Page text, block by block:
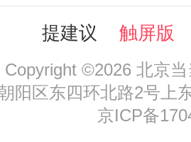
提建议 触屏版
Copyright ©2026 北京
阳区东四环北路2号上
京ICP备